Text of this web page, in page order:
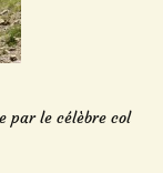
par le célèbre col